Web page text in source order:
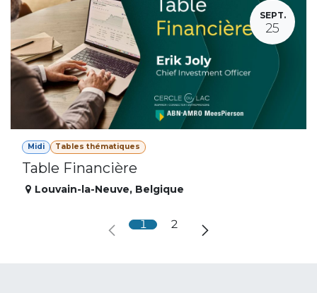
SEPT.
25
Midi Tables thématiques
Table Financière
Louvain-la-Neuve, Belgique
1 2